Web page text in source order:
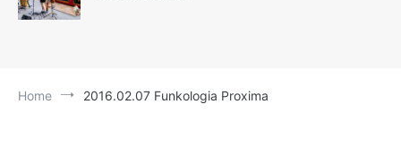
Home 2016.02.07 Funkologia Proxima